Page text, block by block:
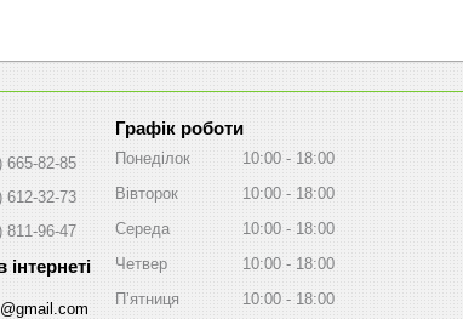
665-82-85
612-32-73
811-96-47
Графік роботи
Понеділок 10:00
18:00
Вівторок
10:00
18:00
Середа
10:00
18:00
Четвер
10:00
18:00
Пʼятниця
10:00 18:00